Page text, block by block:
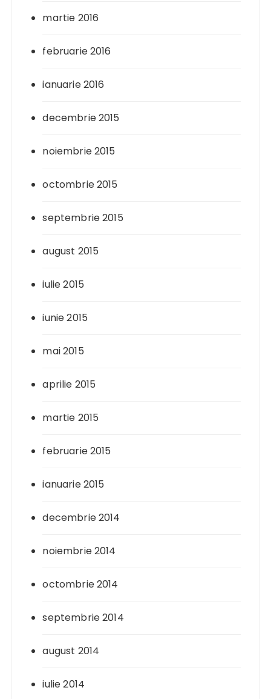
martie 2016
februarie 2016
ianuarie 2016
decembrie 2015
noiembrie 2015
octombrie 2015
septembrie 2015
august 2015
iulie 2015
iunie 2015
mai 2015
aprilie 2015
martie 2015
februarie 2015
ianuarie 2015
decembrie 2014
noiembrie 2014
octombrie 2014
septembrie 2014
august 2014
iulie 2014